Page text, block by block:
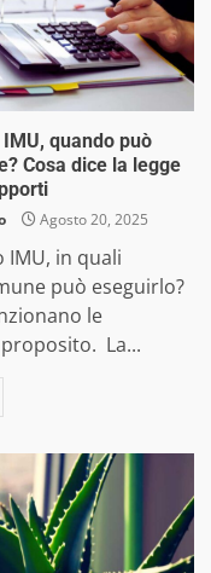
quando può
Cosa dice la legge
Agosto 20, 2025
IMU, in quali
può eseguirlo?
le
La...